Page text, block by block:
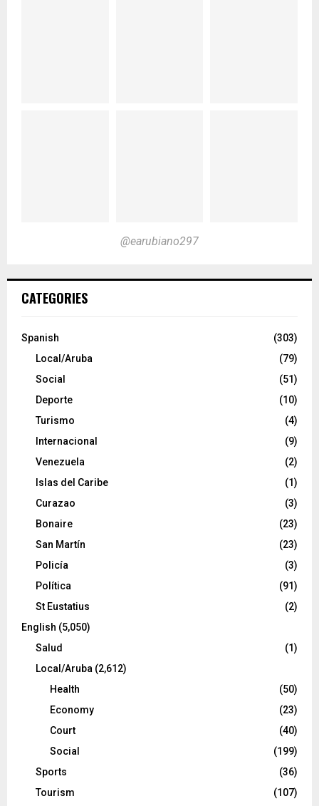
@earubiano297
CATEGORIES
Spanish
(303)
Local/Aruba
(79)
Social
(51)
Deporte
(10)
Turismo
(4)
Internacional
(9)
Venezuela
(2)
Islas del Caribe
(1)
Curazao
(3)
Bonaire
(23)
San Martín
(23)
Policía
(3)
Política
(91)
St Eustatius
(2)
English (5,050)
Salud
(1)
Local/Aruba (2,612)
Health
(50)
Economy
(23)
Court
(40)
Social
(199)
Sports
(36)
Tourism
(107)